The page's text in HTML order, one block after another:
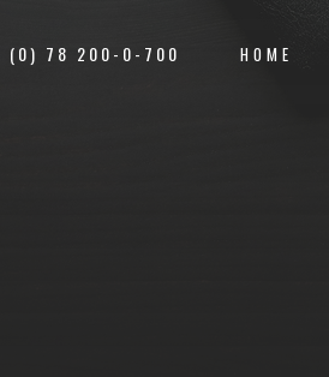
HOME
(0) 78 200-0-700